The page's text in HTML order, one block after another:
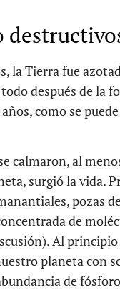
la Tierra fue
después de la
como se
calmaron, al
surgió la vida.
pozas
de
Al
planeta con
de